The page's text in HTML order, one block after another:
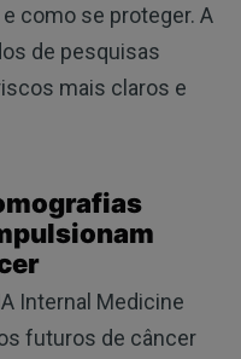
como se proteger. A
de pesquisas
mais claros e
Internal Medicine
futuros de câncer